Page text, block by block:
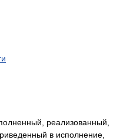
реализованный,
в исполнение,